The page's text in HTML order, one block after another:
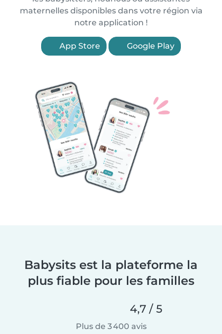
maternelles disponibles dans votre région via
notre application !
App Store Google Play
Babysits est la plateforme la
plus fiable pour les familles
4,7 / 5
Plus de 3 400 avis